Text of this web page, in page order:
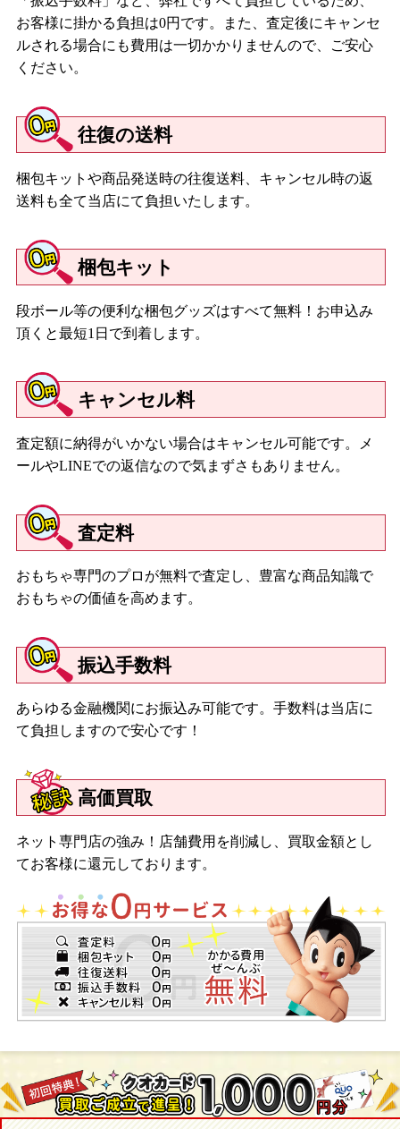
お客様に掛かる負担は0円です。また、査定後にキャンセ
ルされる場合にも費用は一切かかりませんので、ご安心
ください。
往復の送料
梱包キットや商品発送時の往復送料、キャンセル時の返
送料も全て当店にて負担いたします。
梱包キット
段ボール等の便利な梱包グッズはすべて無料！お申込み
頂くと最短1日で到着します。
キャンセル料
査定額に納得がいかない場合はキャンセル可能です。メ
ールやLINEでの返信なので気まずさもありません。
査定料
おもちゃ専門のプロが無料で査定し、豊富な商品知識で
おもちゃの価値を高めます。
振込手数料
あらゆる金融機関にお振込み可能です。手数料は当店に
て負担しますので安心です！
高価買取
ネット専門店の強み！店舗費用を削減し、買取金額とし
てお客様に還元しております。